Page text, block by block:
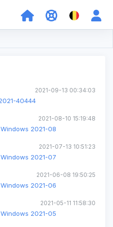
2021-09-13 00:34:03
40444
2021-08-10 15:19:48
2021-08
2021-07-13 10:51:23
2021-07
2021-06-08 19:50:25
2021-06
2021-05-11 11:58:30
2021-05